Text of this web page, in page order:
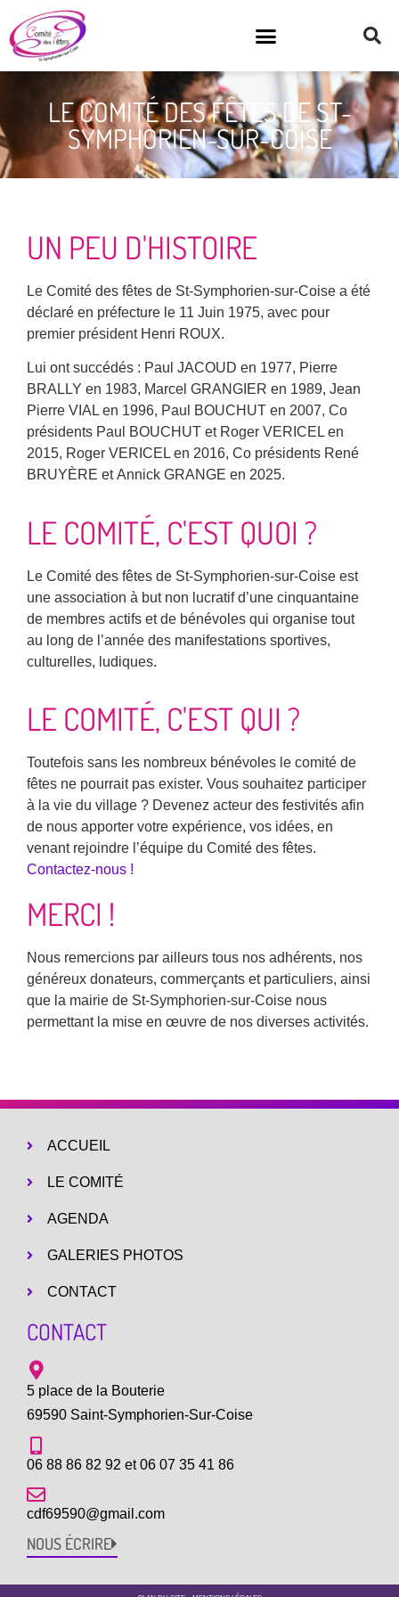
LE COMITÉ DES FÊTES DE ST-
SYMPHORIEN-SUR-COISE
UN PEU D'HISTOIRE
Le Comité des fêtes de St-Symphorien-sur-Coise a été
déclaré en préfecture le 11 Juin 1975, avec pour
premier président Henri ROUX.
Lui ont succédés : Paul JACOUD en 1977, Pierre
BRALLY en 1983, Marcel GRANGIER en 1989, Jean
Pierre VIAL en 1996, Paul BOUCHUT en 2007, Co
présidents Paul BOUCHUT et Roger VERICEL en
2015, Roger VERICEL en 2016, Co présidents René
BRUYÈRE etAnnick GRANGE en 2025.
LE COMITÉ, C'EST QUOI ?
Le Comité des fêtes de St-Symphorien-sur-Coise est
une association à but non lucratif d’une cinquantaine
de membres actifs et de bénévoles qui organise tout
au long de l’année des manifestations sportives,
culturelles, ludiques.
LE COMITÉ, C'EST QUI ?
Toutefois sans les nombreux bénévoles le comité de
fêtes ne pourrait pas exister. Vous souhaitez participer
à la vie du village ? Devenez acteur des festivités afin
de nous apporter votre expérience, vos idées, en
venant rejoindre l’équipe du Comité des fêtes.
Contactez-nous !
MERCI !
Nous remercions par ailleurs tous nos adhérents, nos
généreux donateurs, commerçants et particuliers, ainsi
que la mairie de St-Symphorien-sur-Coise nous
permettant la mise en œuvre de nos diverses activités.
ACCUEIL
LE COMITÉ
AGENDA
GALERIES PHOTOS
CONTACT
CONTACT
5 place de la Bouterie
69590 Saint-Symphorien-Sur-Coise
06 88 86 82 92 et 06 07 35 41 86
cdf69590@gmail.com
NOUS ÉCRIRE